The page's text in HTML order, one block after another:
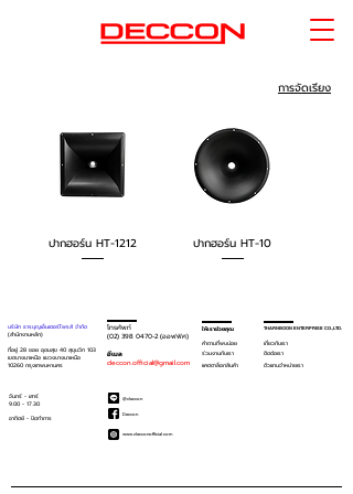
การจัดเรียง
ปากฮอร์น HT-1212 ปากฮอร์น HT-10
บริษัท ธารบุญเอ็นเตอร์ไพรส์ จำกัด
(สำนักงานหลัก)
ที่อยู่ 28 ซอย อุดมสุข 40 สุขุมวิท 103
เขตบางนาเหนือ เเขวงบางนาเหนือ
10260 กรุงเทพมหานคร
โทรศัพท์
(02) 398 0470-2(ออฟฟิศ)
อีเมล
deccon.official@gmail.com
ให้เราช่วยคุณ
คำถามที่พบบ่อย
ร่วมงานกับเรา
เเคตตาล็อกสินค้า
THARNBOON ENTERPRISE CO.,LTD.
เกี่ยวกับเรา
ติดต่อเรา
ตัวเเทนจำหน่ายเรา
จันทร์ - เสาร์
9.00 - 17.30
อาทิตย์ - ปิดทำการ
@deccon
Deccon
www.decconofficial.com